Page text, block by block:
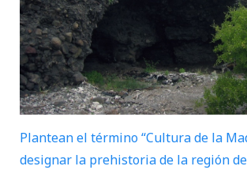
Plantean el término “Cultura de la
designar la prehistoria de la región